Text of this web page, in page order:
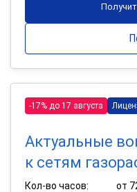
-17% до 17 августа
Актуальные
к сетям
Кол-во часов:
от